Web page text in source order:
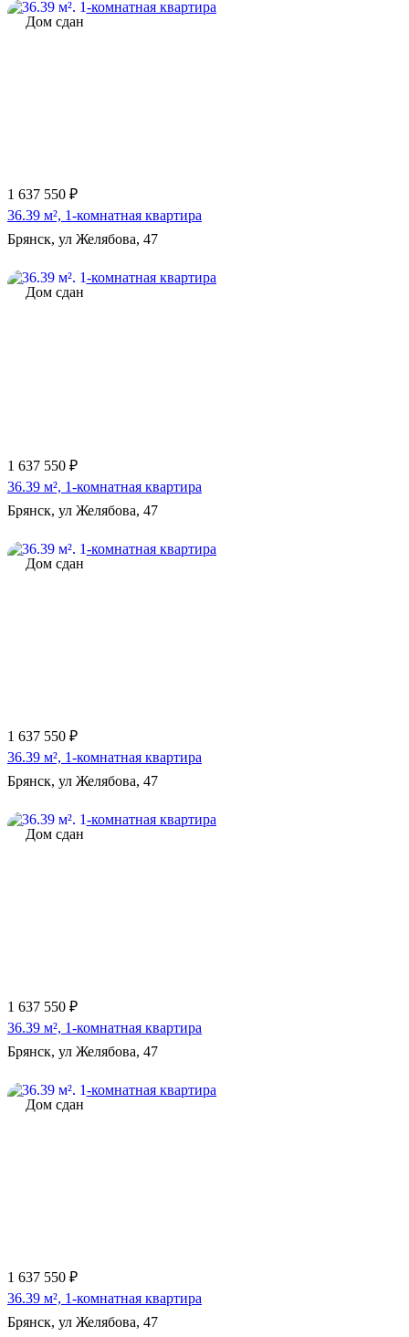
Дом сдан
1 637 550 ₽
36.39 м², 1-комнатная квартира
Брянск, ул Желябова, 47
Дом сдан
1 637 550 ₽
36.39 м², 1-комнатная квартира
Брянск, ул Желябова, 47
Дом сдан
1 637 550 ₽
36.39 м², 1-комнатная квартира
Брянск, ул Желябова, 47
Дом сдан
1 637 550 ₽
36.39 м², 1-комнатная квартира
Брянск, ул Желябова, 47
Дом сдан
1 637 550 ₽
36.39 м², 1-комнатная квартира
Брянск, ул Желябова, 47